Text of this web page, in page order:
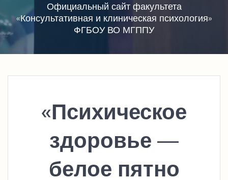
Официальный сайт факультета
«Консультативная и клиническая психология»
ФГБОУ ВО МГППУ
«Психическое
здоровье —
белое пятно